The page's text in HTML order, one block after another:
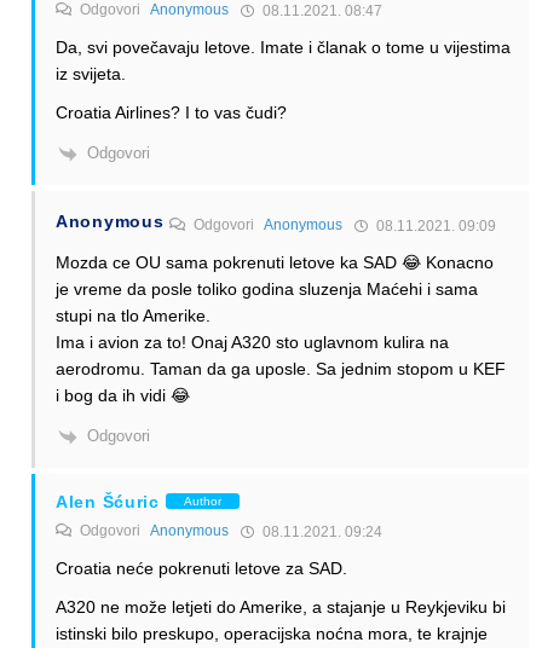
Odgovori Anonymous 08.11.2021. 08:47
Da, svi povečavaju letove. Imate i članak o tome u vijestima
iz svijeta.
Croatia Airlines? I to vas čudi?
Odgovori
Anonymous OdgovoriAnonymous 08.11.2021. 09:09
Mozda ce OU sama pokrenuti letove ka SAD 😂 Konacno
je vreme da posle toliko godina sluzenja Maćehi i sama
stupi na tlo Amerike.
Ima i avion za to! Onaj A320 sto uglavnom kulira na
aerodromu. Taman da ga uposle. Sa jednim stopom u KEF
i bog da ih vidi 😂
Odgovori
Alen Šćuric Author
Odgovori Anonymous 08.11.2021. 09:24
Croatia neće pokrenuti letove za SAD.
A320 ne može letjeti do Amerike, a stajanje u Reykjeviku bi
istinski bilo preskupo, operacijska noćna mora, te krajnje